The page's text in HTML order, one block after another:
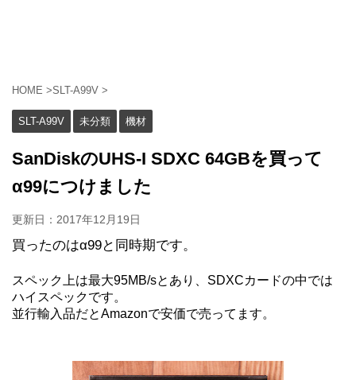
HOME >SLT-A99V >
SLT-A99V 未分類 機材
SanDiskのUHS-I SDXC 64GBを買って
α99につけました
更新日： 2017年12月19日
買ったのはα99と同時期です。
スペック上は最大95MB/sとあり、SDXCカードの中では
ハイスペックです。
並行輸入品だとAmazonで安価で売ってます。